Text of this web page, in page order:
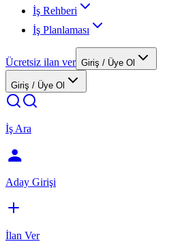
İş Rehberi
İş Planlaması
Ücretsiz ilan ver Giriş / Üye Ol
Giriş / Üye Ol
İş Ara
Aday Girişi
İlan Ver